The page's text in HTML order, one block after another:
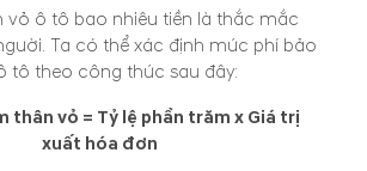
vỏ ô tô bao nhiêu tiền là thắc mắc
Ta có thể xác định mức phí bảo
tô theo công thức sau đây:
thân vỏ = Tỷ lệ phần trăm x Giá trị
xuất hóa đơn